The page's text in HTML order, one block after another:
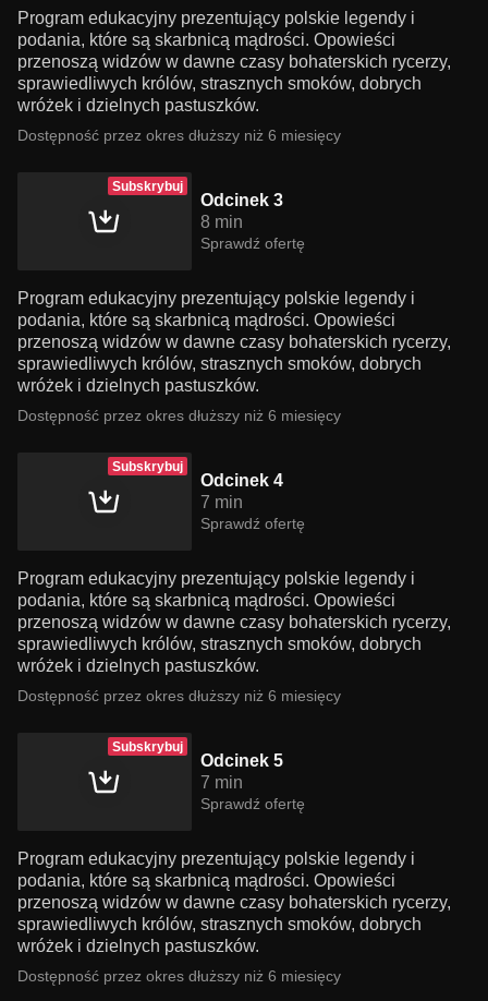
Program edukacyjny prezentujący polskie legendy i
podania, które są skarbnicą mądrości. Opowieści
przenoszą widzów w dawne czasy bohaterskich rycerzy,
sprawiedliwych królów, strasznych smoków, dobrych
wróżek i dzielnych pastuszków.
Dostępność przez okres dłuższy niż 6 miesięcy
Subskrybuj
Odcinek 3
8 min
Sprawdź ofertę
Program edukacyjny prezentujący polskie legendy i
podania, które są skarbnicą mądrości. Opowieści
przenoszą widzów w dawne czasy bohaterskich rycerzy,
sprawiedliwych królów, strasznych smoków, dobrych
wróżek i dzielnych pastuszków.
Dostępność przez okres dłuższy niż 6 miesięcy
Subskrybuj
Odcinek 4
7 min
Sprawdź ofertę
Program edukacyjny prezentujący polskie legendy i
podania, które są skarbnicą mądrości. Opowieści
przenoszą widzów w dawne czasy bohaterskich rycerzy,
sprawiedliwych królów, strasznych smoków, dobrych
wróżek i dzielnych pastuszków.
Dostępność przez okres dłuższy niż 6 miesięcy
Subskrybuj
Odcinek 5
7 min
Sprawdź ofertę
Program edukacyjny prezentujący polskie legendy i
podania, które są skarbnicą mądrości. Opowieści
przenoszą widzów w dawne czasy bohaterskich rycerzy,
sprawiedliwych królów, strasznych smoków, dobrych
wróżek i dzielnych pastuszków.
Dostępność przez okres dłuższy niż 6 miesięcy